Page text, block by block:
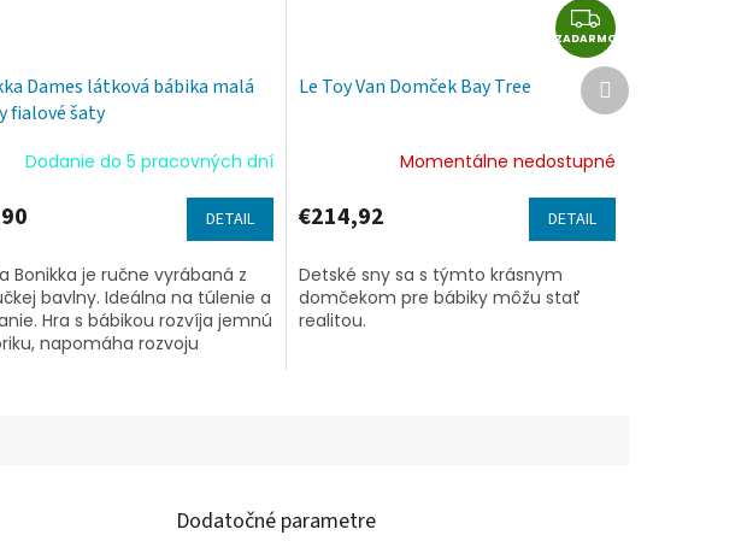
Dames látková bábika malá
fialové šaty
Dodanie do 5 pracovných dní
DETAIL
Bonikka je ručne vyrábaná z
bavlny. Ideálna na túlenie a
Hra s bábikou rozvíja jemnú
napomáha rozvoju
Z
A
D
A
M
O
ZADARMO
Le Toy Van Domček Bay Tree
Momentálne nedostupné
€214,92 DETAIL
Detské sny sa s týmto krásnym
domčekom pre bábiky môžu stať
realitou.
Ďalší
produkt
Dodatočné parametre